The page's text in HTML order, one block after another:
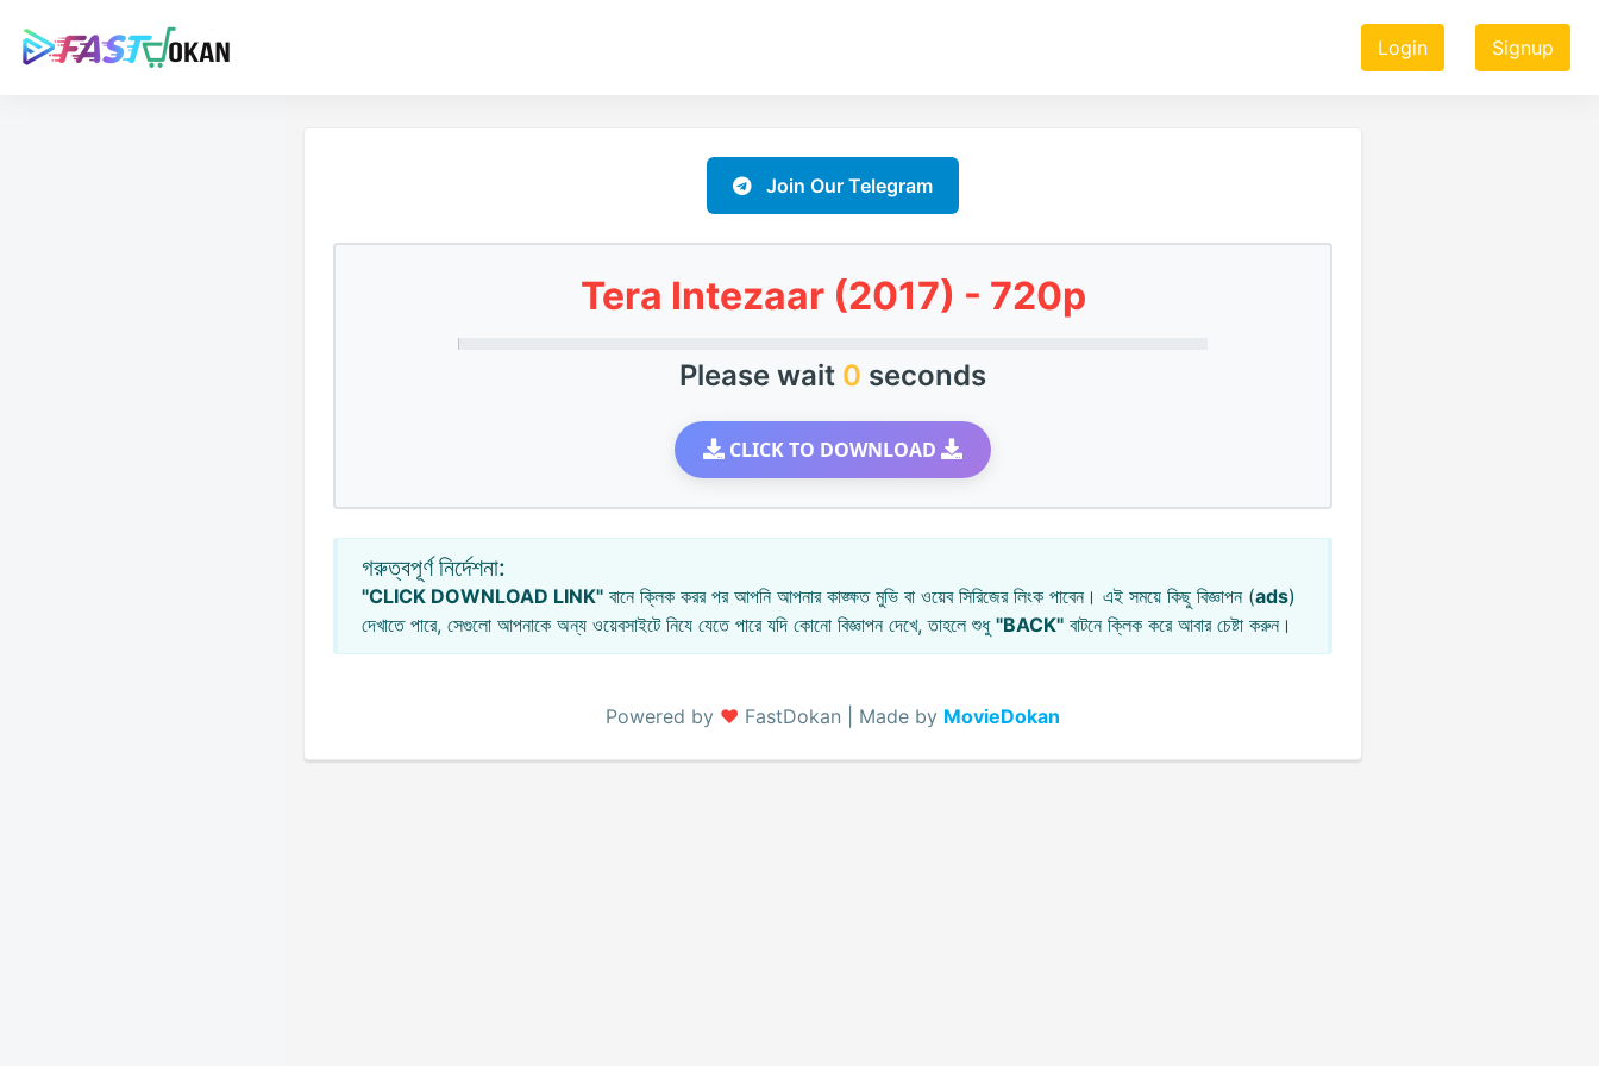
Login Signup
Join Our Telegram
Tera Intezaar (2017) - 720p
Please wait 0 seconds
CLICK TO DOWNLOAD
গরুত্বপূর্ণ নির্দেশনা:
"CLICK DOWNLOAD LINK" বানে ক্লিক করর পর আপনি আপনার কাঙ্ক্ষত মুভি বা ওয়েব সিরিজের লিংক পাবেন। এই সময়ে কিছু বিজ্ঞাপন (ads)
দেখাতে পারে, সেগুলো আপনাকে অন্য ওয়েবসাইটে নিযে যেতে পারে যদি কোনো বিজ্ঞাপন দেখে, তাহলে শুধু "BACK" বাটনে ক্লিক করে আবার চেষ্টা করুন।
Powered by ♥️ FastDokan | Made by MovieDokan